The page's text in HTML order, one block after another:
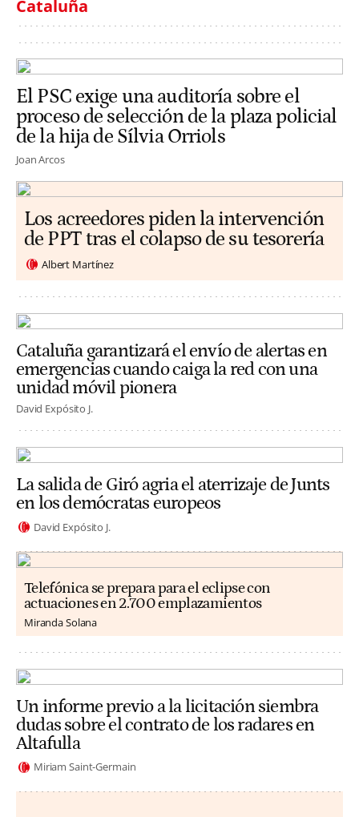
Cataluña
El PSC exige una auditoría sobre el
proceso de selección de la plaza policial
de la hija de Sílvia Orriols
Joan Arcos
Los acreedores piden la intervención
de PPT tras el colapso de su tesorería
Albert Martínez
Cataluña garantizará el envío de alertas en
emergencias cuando caiga la red con una
unidad móvil pionera
David Expósito J.
La salida de Giró agria el aterrizaje de Junts
en los demócratas europeos
David Expósito J.
Telefónica se prepara para el eclipse con
actuaciones en 2.700 emplazamientos
Miranda Solana
Un informe previo a la licitación siembra
dudas sobre el contrato de los radares en
Altafulla
Miriam Saint-Germain